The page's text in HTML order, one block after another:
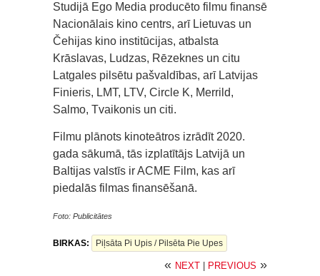
Studijā Ego Media producēto filmu finansē
Nacionālais kino centrs, arī Lietuvas un
Čehijas kino institūcijas, atbalsta
Krāslavas, Ludzas, Rēzeknes un citu
Latgales pilsētu pašvaldības, arī Latvijas
Finieris, LMT, LTV, Circle K, Merrild,
Salmo, Tvaikonis un citi.
Filmu plānots kinoteātros izrādīt 2020.
gada sākumā, tās izplatītājs Latvijā un
Baltijas valstīs ir ACME Film, kas arī
piedalās filmas finansēšanā.
Foto: Publicitātes
BIRKAS: Piļsāta Pi Upis / Pilsēta Pie Upes
« NEXT PREVIOUS »